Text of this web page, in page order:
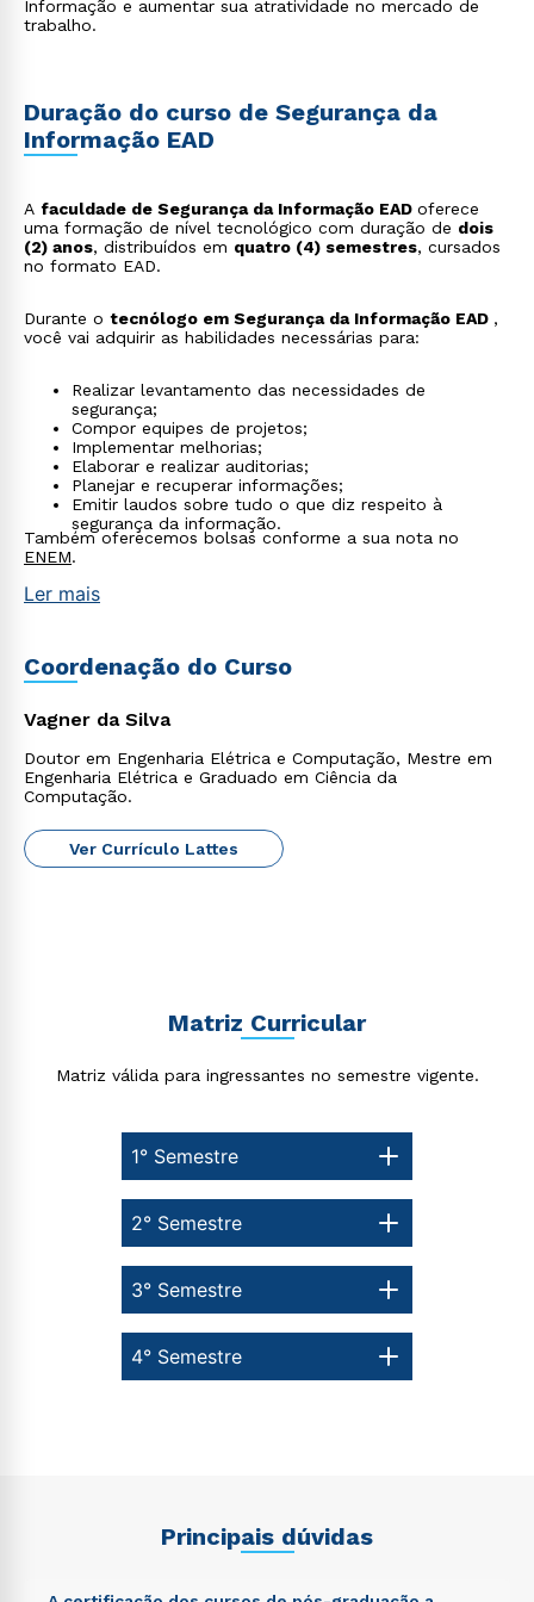
Informação e aumentar sua atratividade no mercado de
trabalho.
Duração do curso de Segurança da
Informação EAD
A faculdade de Segurança da Informação EAD oferece
uma formação de nível tecnológico com duração de dois
(2) anos, distribuídos em quatro (4) semestres, cursados
no formato EAD.
Durante o tecnólogo em Segurança da Informação EAD ,
você vai adquirir as habilidades necessárias para:
Realizar levantamento das necessidades de
segurança;
Compor equipes de projetos;
Implementar melhorias;
Elaborar e realizar auditorias;
Planejar e recuperar informações;
Emitir laudos sobre tudo o que diz respeito à
segurança da informação.
Também oferecemos bolsas conforme a sua nota no
ENEM.
Ler mais
Coordenação do Curso
Vagner da Silva
Doutor em Engenharia Elétrica e Computação, Mestre em
Engenharia Elétrica e Graduado em Ciência da
Computação.
Ver Currículo Lattes
Matriz Curricular
Matriz válida para ingressantes no semestre vigente.
1° Semestre
4° Semestre
3° Semestre
2° Semestre
Principais dúvidas
Rápido e fácil
ou
Estou de acordo com aPolítica de Privacidade.e
autorizo que meus dados sejam utilizados para o
envio de conteúdos da Cruzeiro do Sul.